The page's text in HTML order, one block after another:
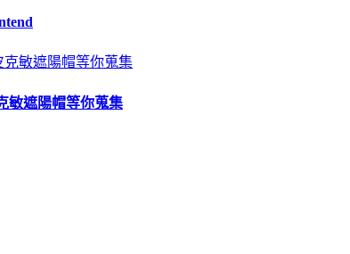
敏遮陽帽等你蒐集